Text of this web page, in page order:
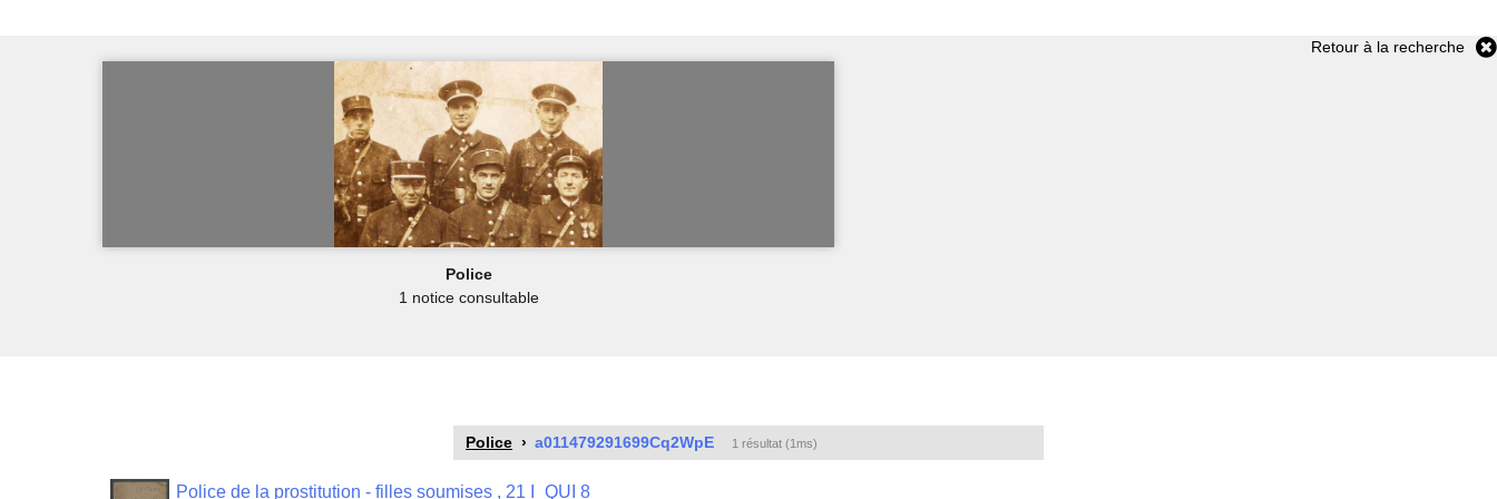
Retour à la recherche
Police
1 notice consultable
Police a011479291699Cq2WpE 1 résultat (1ms)
Police de la prostitution - filles soumises , 21 I_QUI 8